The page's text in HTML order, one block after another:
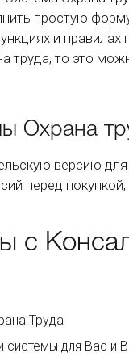
простую
и правилах
труда, то это
Охрана
версию
перед
с
Труда
системы для Вас и